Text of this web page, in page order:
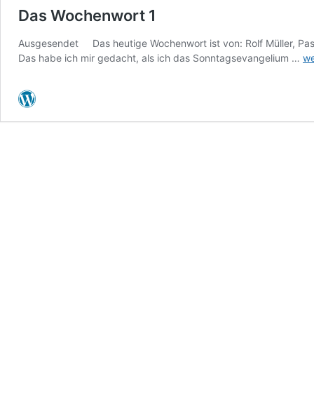
Das Wochenwort 1
Ausgesendet Das heutige Wochenwort ist von: Rolf Müller,
Das habe ich mir gedacht, als ich das Sonntagsevangelium …